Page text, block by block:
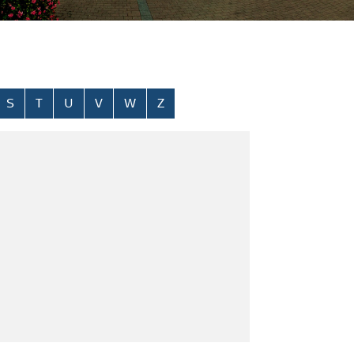
S T U V W Z